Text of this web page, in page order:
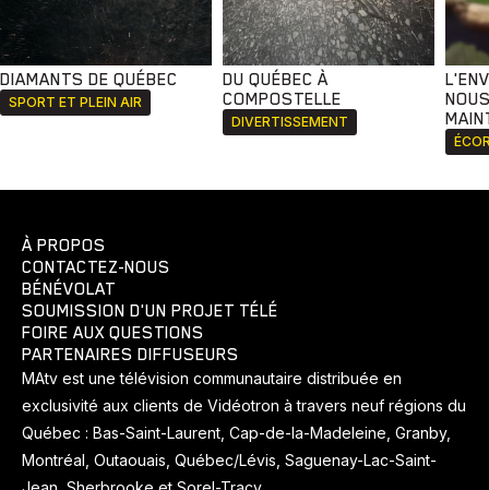
DIAMANTS DE QUÉBEC
SPORT ET PLEIN AIR
DU QUÉBEC À
COMPOSTELLE
DIVERTISSEMENT
À PROPOS
CONTACTEZ-NOUS
BÉNÉVOLAT
SOUMISSION D'UN PROJET TÉLÉ
FOIRE AUX QUESTIONS
PARTENAIRES DIFFUSEURS
MAtv est une télévision communautaire distribuée en
exclusivité aux clients de Vidéotron à travers neuf régions du
Québec : Bas-Saint-Laurent, Cap-de-la-Madeleine, Granby,
Montréal, Outaouais, Québec/Lévis, Saguenay-Lac-Saint-